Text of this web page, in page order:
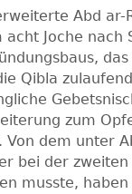
Abd ar-
Joche nach
Qibla
zum
dem unter
bei der
musste,